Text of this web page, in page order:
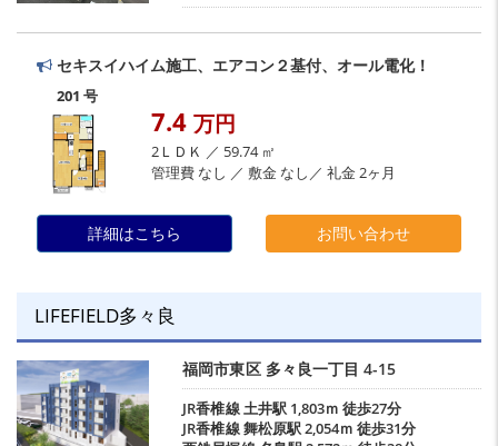
セキスイハイム施工、エアコン２基付、オール電化！
201 号
7.4 万円
2ＬＤＫ ／ 59.74 ㎡
管理費 なし ／ 敷金 なし／ 礼金 2ヶ月
詳細はこちら お問い合わせ
LIFEFIELD多々良
福岡市東区 多々良一丁目 4-15
JR香椎線土井駅1,803ｍ 徒歩27分
JR香椎線舞松原駅2,054ｍ 徒歩31分